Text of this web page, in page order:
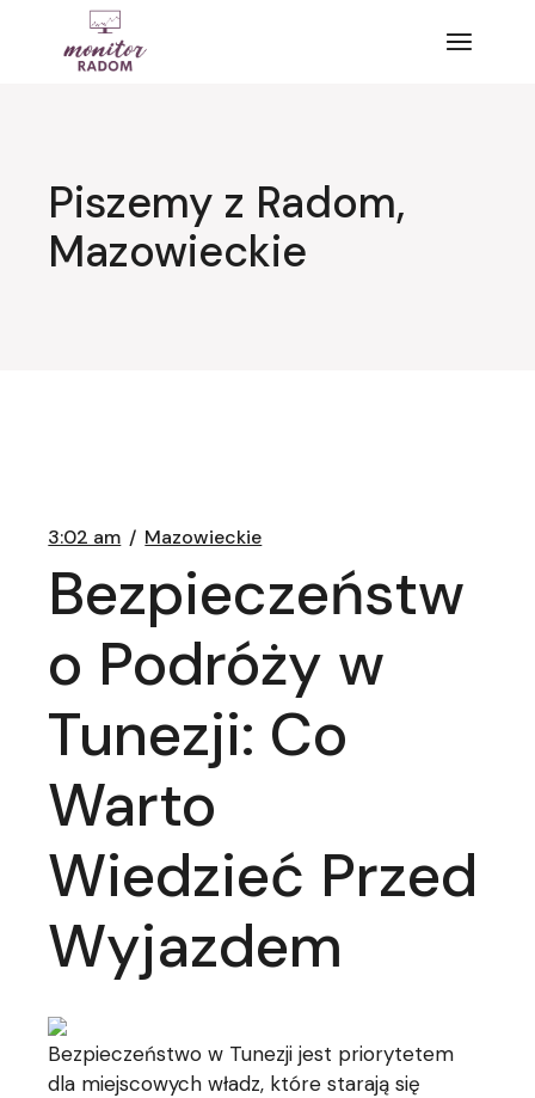
Piszemy z Radom,
Mazowieckie
3:02 am Mazowieckie
Bezpieczeństw
o Podróży w
Tunezji: Co
Warto
Wiedzieć Przed
Wyjazdem
Bezpieczeństwo w Tunezji jest priorytetem
dla miejscowych władz, które starają się